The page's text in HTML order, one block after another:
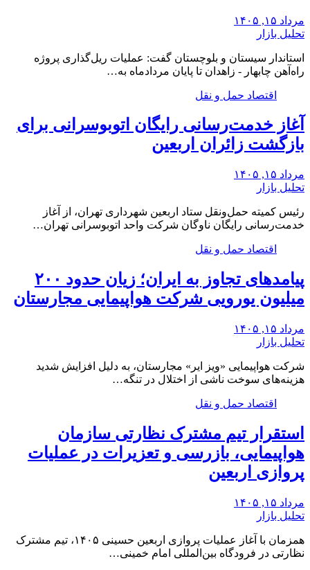
مرداد ۱۵, ۱۴۰۵
تحلیل بازار
استاندار سیستان و بلوچستان گفت: عملیات ریل‌گذاری پروژه
راه‌آهن چابهار - زاهدان تا پایان مردادماه به…
اقتصاد حمل و نقل
آغاز خدمت‌رسانی رایگان اتوبوسرانی برای
بازگشت زائران اربعین
مرداد ۱۵, ۱۴۰۵
تحلیل بازار
رئیس کمیته حمل‌ونقل ستاد اربعین شهرداری تهران، از آغاز
خدمت‌رسانی رایگان ناوگان شرکت واحد اتوبوسرانی تهران…
اقتصاد حمل و نقل
پیامدهای تجاوز به ایران؛ زیان حدود ۲۰۰
میلیون یورویی شرکت هواپیمایی مجارستان
مرداد ۱۵, ۱۴۰۵
تحلیل بازار
شرکت هواپیمایی «ویز ایر» مجارستان، به دلیل افزایش شدید
هزینه‌های سوخت ناشی از اختلال در تنگه…
اقتصاد حمل و نقل
استقرار تیم مشترک نظارتی سازمان
هواپیمایی، بازرسی و تعزیرات در عملیات
پروازی اربعین
مرداد ۱۵, ۱۴۰۵
تحلیل بازار
همزمان با آغاز عملیات پروازی اربعین حسینی ۱۴۰۵، تیم مشترک
نظارتی در فرودگاه بین‌المللی امام خمینی…